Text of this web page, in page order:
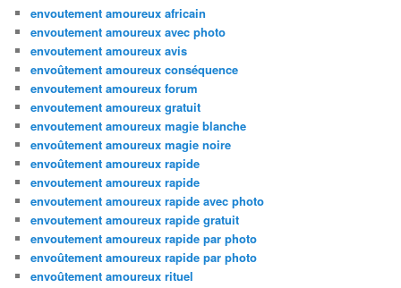
envoutement amoureux africain
envoutement amoureux avec photo
envoutement amoureux avis
envoûtement amoureux conséquence
envoutement amoureux forum
envoutement amoureux gratuit
envoutement amoureux magie blanche
envoûtement amoureux magie noire
envoûtement amoureux rapide
envoutement amoureux rapide
envoutement amoureux rapide avec photo
envoutement amoureux rapide gratuit
envoutement amoureux rapide par photo
envoûtement amoureux rapide par photo
envoûtement amoureux rituel